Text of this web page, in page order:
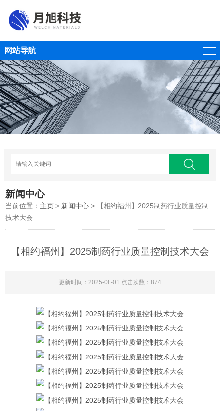
网站导航
新闻中心
当前位置： 主页 > 新闻中心 > 【相约福州】2025制药行业质量控制
技术大会
【相约福州】2025制药行业质量控制技术大会
更新时间：2025-08-01 点击次数：874